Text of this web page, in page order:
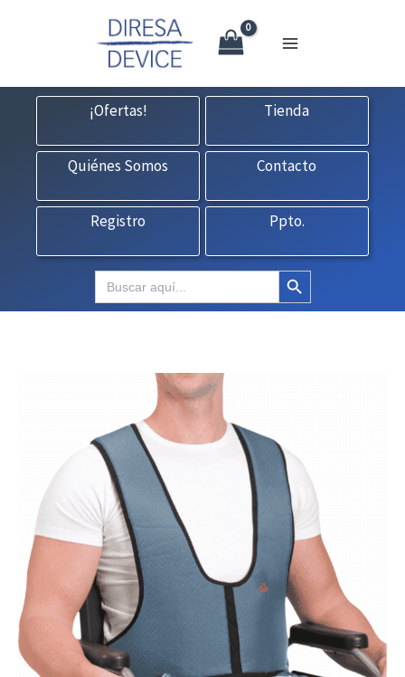
consultas@fedbuy.es| Formulario | Tlf.
¡Ofertas!
Tienda
Quiénes Somos Contacto
Registro Ppto.
Buscar: Botón de búsqueda